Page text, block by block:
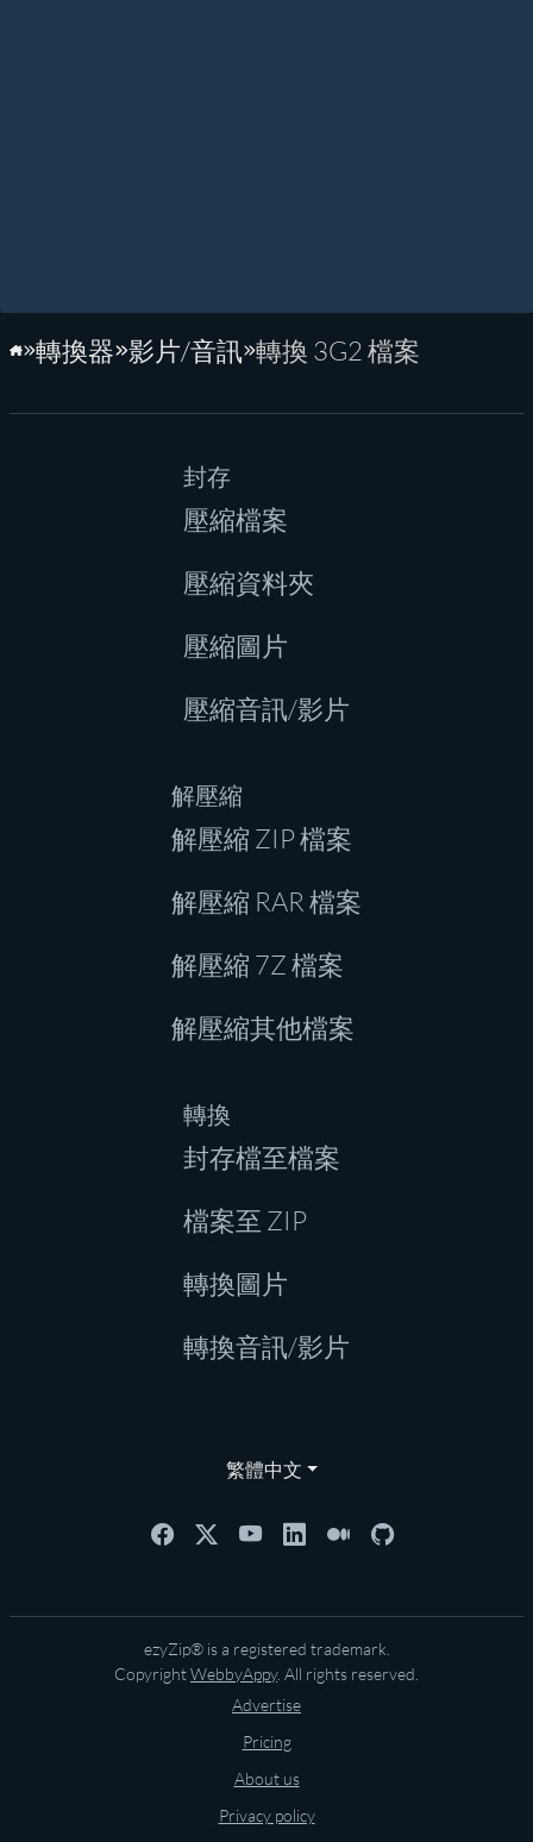
首頁
轉換器 影片/音訊 轉換 3G2 檔案
封存
壓縮檔案
壓縮資料夾
壓縮圖片
壓縮音訊/影片
解壓縮
解壓縮 ZIP 檔案
解壓縮 RAR 檔案
解壓縮 7Z 檔案
解壓縮其他檔案
轉換
封存檔至檔案
檔案至 ZIP
轉換圖片
轉換音訊/影片
繁體中文
ezyZip® is a registered trademark.
CopyrightWebbyAppy. All rights reserved.
Advertise
Pricing
About us
Privacy policy